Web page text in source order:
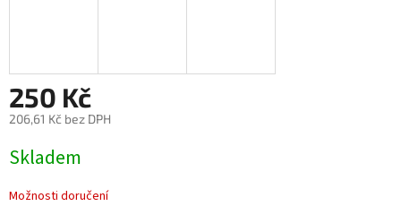
250 Kč
206,61 Kč bez DPH
cena:
Skladem
Možnosti doručení